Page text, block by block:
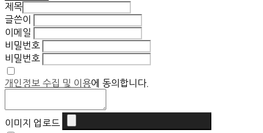
제목
글쓴이
이메일
비밀번호
비밀번호
개인정보 수집 및 이용에 동의합니다.
이미지 업로드